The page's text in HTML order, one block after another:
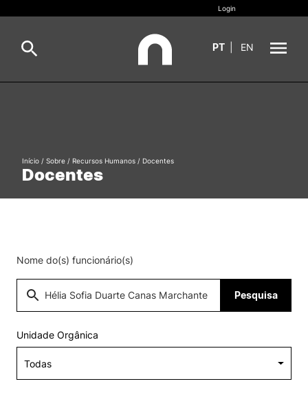
Internacional
II&D e Empresas
Ação Social
Alumni
Projetos PRR
Login
PT EN
Oferta Formativa
Docentes
Início / Sobre / Recursos Humanos / Docentes
Nome do(s) funcionário(s)
Pesquisa
Unidade Orgânica